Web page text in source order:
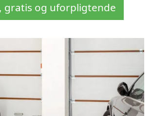
gratis og uforpligtende